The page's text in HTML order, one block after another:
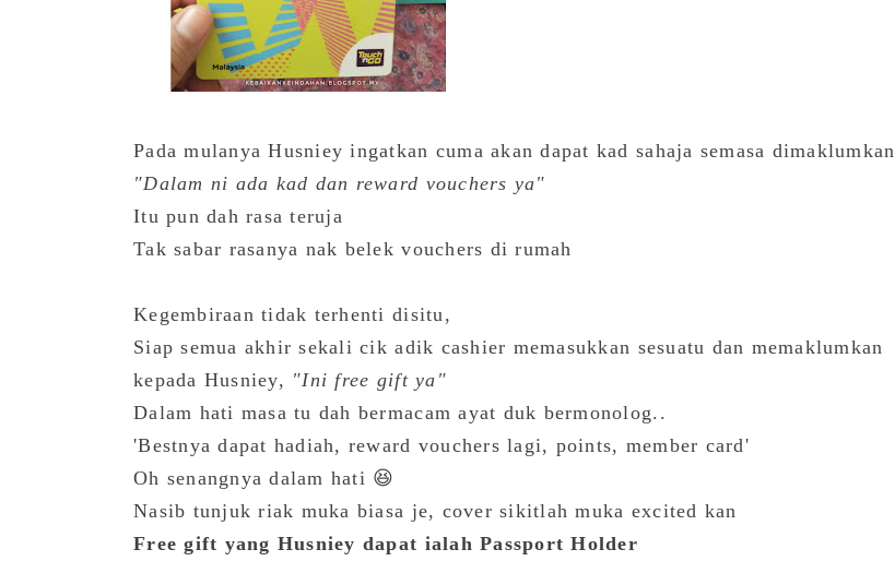
Pada mulanya Husniey ingatkan cuma akan dapat kad sahaja semasa dimaklumkan
"Dalam ni ada kad dan reward vouchers ya"
Itu pun dah rasa teruja
Tak sabar rasanya nak belek vouchers di rumah
Kegembiraan tidak terhenti disitu,
Siap semua akhir sekali cik adik cashier memasukkan sesuatu dan memaklumkan
kepada Husniey, "Ini free gift ya"
Dalam hati masa tu dah bermacam ayat duk bermonolog..
'Bestnya dapat hadiah, reward vouchers lagi, points, member card'
Oh senangnya dalam hati 😆
Nasib tunjuk riak muka biasa je, cover sikitlah muka excited kan
Free gift yang Husniey dapat ialah Passport Holder